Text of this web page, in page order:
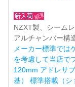
NZXT製、シーム
アルチャンバー構
メーカー標準では
を考慮して当店で
120mm アドレサ
基） 標準搭載（シ